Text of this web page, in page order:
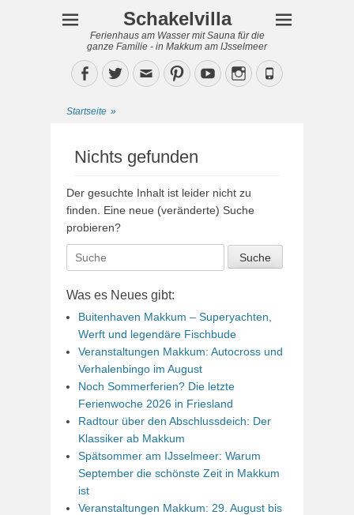
Schakelvilla
Ferienhaus am Wasser mit Sauna für die
ganze Familie - in Makkum am IJsselmeer
Facebook
TwitterEmailPinterestYouTubeInstagram
Phone
Startseite »
Nichts gefunden
Der gesuchte Inhalt ist leider nicht zu
finden. Eine neue (veränderte) Suche
probieren?
Suche
nach:
Was es Neues gibt:
Buitenhaven Makkum – Superyachten,
Werft und legendäre Fischbude
Veranstaltungen Makkum: Autocross und
Verhalenbingo im August
Noch Sommerferien? Die letzte
Ferienwoche 2026 in Friesland
Radtour über den Abschlussdeich: Der
Klassiker ab Makkum
Spätsommer am IJsselmeer: Warum
September die schönste Zeit in Makkum
ist
Veranstaltungen Makkum: 29. August bis